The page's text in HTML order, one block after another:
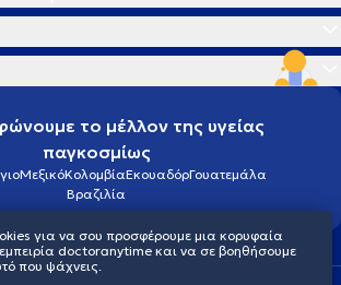
το μέλλον της υγείας
παγκοσμίως
ΜεξικόΚολομβίαΕκουαδόρΓουατεμάλα
Βραζιλία
για να σου προσφέρουμε μια κορυφαία
doctoranytime και να σε βοηθήσουμε
που ψάχνεις.